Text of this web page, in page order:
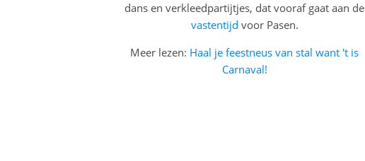
dans en verkleedpartijtjes, dat vooraf gaat aan de
vastentijd voor Pasen.
Meer lezen: Haal je feestneus van stal want 't is
Carnaval!